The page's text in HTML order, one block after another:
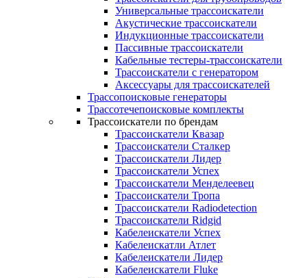
Универсальные трассоискатели
Акустические трассоискатели
Индукционные трассоискатели
Пассивные трассоискатели
Кабельные тестеры-трассоискатели
Трассоискатели с генератором
Аксессуары для трассоискателей
Трассопоисковые генераторы
Трассотечепоисковые комплекты
Трассоискатели по брендам
Трассоискатели Квазар
Трассоискатели Сталкер
Трассоискатели Лидер
Трассоискатели Успех
Трассоискатели Менделеевец
Трассоискатели Тропа
Трассоискатели Radiodetection
Трассоискатели Ridgid
Кабелеискатели Успех
Кабелеискатли Атлет
Кабелеискатели Лидер
Кабелеискатели Fluke